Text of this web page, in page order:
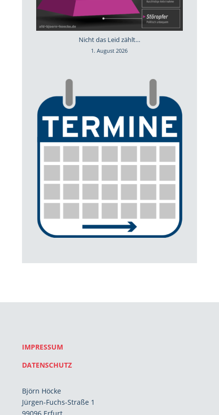
Nicht das Leid zählt…
1. August 2026
IMPRESSUM
DATENSCHUTZ
Björn Höcke
Jürgen-Fuchs-Straße 1